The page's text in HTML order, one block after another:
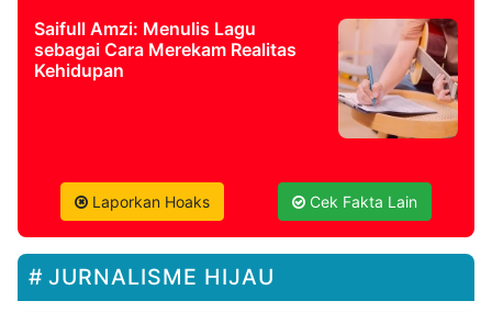
Saifull Amzi: Menulis Lagu
sebagai Cara Merekam Realitas
Kehidupan
Laporkan Hoaks Cek Fakta Lain
JURNALISME HIJAU